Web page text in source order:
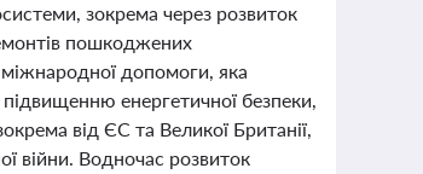
зокрема через розвиток
пошкоджених
допомоги, яка
енергетичної безпеки,
від ЄС та Великої Британії,
війни. Водночас розвиток